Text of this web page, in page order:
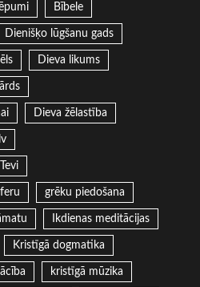
Bībele
Dienišķo lūgšanu gads
Dieva likums
Dieva žēlastība
grēku piedošana
Ikdienas meditācijas
Kristīgā dogmatika
kristīgā mūzika